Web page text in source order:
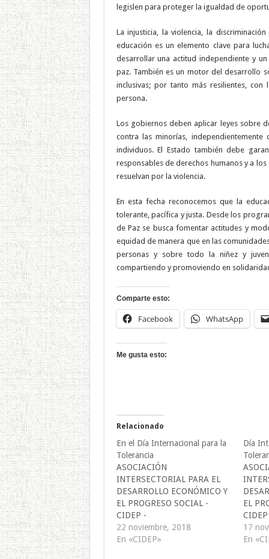
legislen para proteger la igualdad de
La injusticia, la violencia, la
educación es un elemento clave para
desarrollar una actitud independiente y
paz. También es un motor del desarrollo
inclusivas; por tanto más resilientes,
persona.
Los gobiernos deben aplicar leyes sobre
contra las minorías,
individuos. El Estado también debe
responsables de derechos humanos y a
resuelvan por la violencia.
En esta fecha reconocemos que la
tolerante, pacífica y justa. Desde los
de Paz se busca fomentar actitudes y
equidad de manera que en las
personas y sobre todo la niñez y
compartiendo y promoviendo en
Comparte esto:
Facebook WhatsApp
Me gusta esto:
Relacionado
En el Día Internacional para la
Tolerancia
ASOCIACIÓN
INTERSECTORIAL PARA EL
DESARROLLO ECONÓMICO Y
EL PROGRESO SOCIAL -
CIDEP -
comunicaciones@cidepelsalvad
or.org
22 noviembre, 2018
En «CIDEP»
Día
EL
or.org
17
En